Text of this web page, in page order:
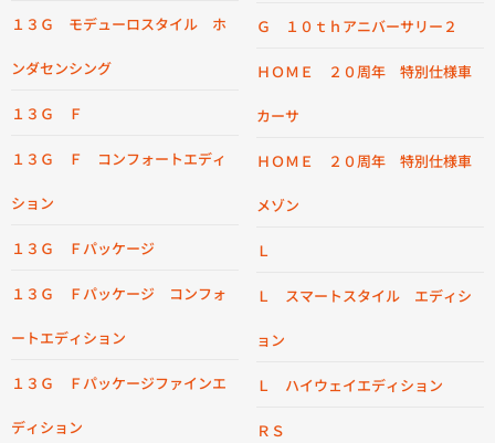
１３Ｇ モデューロスタイル ホ
ンダセンシング
１３Ｇ Ｆ
１３Ｇ Ｆ コンフォートエディ
ション
１３Ｇ Ｆパッケージ
１３Ｇ Ｆパッケージ コンフォ
ートエディション
１３Ｇ Ｆパッケージファインエ
ディション
Ｇ １０ｔｈアニバーサリー２
ＨＯＭＥ ２０周年 特別仕様車
カーサ
ＨＯＭＥ ２０周年 特別仕様車
メゾン
Ｌ
Ｌ スマートスタイル エディシ
ョン
Ｌ ハイウェイエディション
ＲＳ